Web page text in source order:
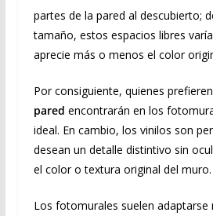
partes de la pared al descubierto;
tamaño, estos espacios libres
aprecie más o menos el color
Por consiguiente, quienes prefieren
pared encontrarán en los
ideal. En cambio, los vinilos son
desean un detalle distintivo sin
el color o textura original del muro.
Los fotomurales suelen